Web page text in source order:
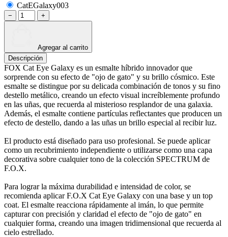
CatEGalaxy003
− +
Agregar al carrito
Descripción
FOX Cat Eye Galaxy es un esmalte híbrido innovador que
sorprende con su efecto de "ojo de gato" y su brillo cósmico. Este
esmalte se distingue por su delicada combinación de tonos y su fino
destello metálico, creando un efecto visual increíblemente profundo
en las uñas, que recuerda al misterioso resplandor de una galaxia.
Además, el esmalte contiene partículas reflectantes que producen un
efecto de destello, dando a las uñas un brillo especial al recibir luz.
El producto está diseñado para uso profesional. Se puede aplicar
como un recubrimiento independiente o utilizarse como una capa
decorativa sobre cualquier tono de la colección SPECTRUM de
F.O.X.
Para lograr la máxima durabilidad e intensidad de color, se
recomienda aplicar F.O.X Cat Eye Galaxy con una base y un top
coat. El esmalte reacciona rápidamente al imán, lo que permite
capturar con precisión y claridad el efecto de "ojo de gato" en
cualquier forma, creando una imagen tridimensional que recuerda al
cielo estrellado.